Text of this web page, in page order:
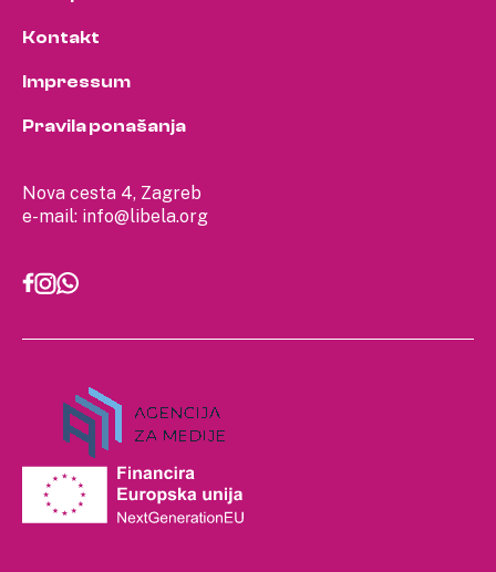
Nova cesta 4, Zagreb
e-mail: info@libela.org
Kontakt
Impressum
Pravila ponašanja